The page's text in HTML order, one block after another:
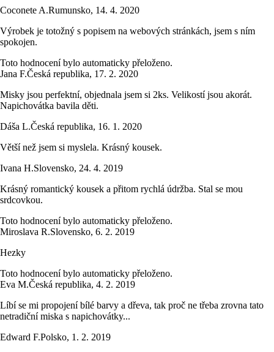
Coconete A.Rumunsko, 14. 4. 2020
Výrobek je totožný s popisem na webových stránkách, jsem s ním
spokojen.
Toto hodnocení bylo automaticky přeloženo.
Jana F.Česká republika, 17. 2. 2020
Misky jsou perfektní, objednala jsem si 2ks. Velikostí jsou akorát.
Napichovátka bavila děti.
Dáša L.Česká republika, 16. 1. 2020
Větší než jsem si myslela. Krásný kousek.
Ivana H.Slovensko, 24. 4. 2019
Krásný romantický kousek a přitom rychlá údržba. Stal se mou
srdcovkou.
Toto hodnocení bylo automaticky přeloženo.
Miroslava R.Slovensko, 6. 2. 2019
Hezky
Toto hodnocení bylo automaticky přeloženo.
Eva M.Česká republika, 4. 2. 2019
Líbí se mi propojení bílé barvy a dřeva, tak proč ne třeba zrovna tato
netradiční miska s napichovátky...
Edward F.Polsko, 1. 2. 2019